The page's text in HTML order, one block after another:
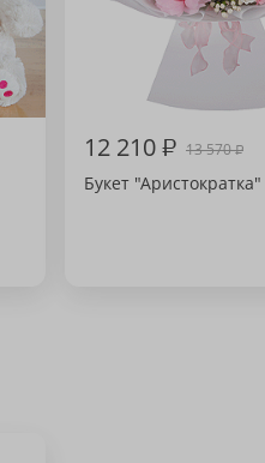
12 210₽ 13 570₽
Букет "Аристократка"